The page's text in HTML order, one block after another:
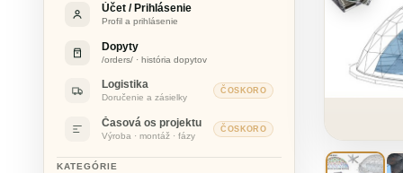
Účet / Prihlásenie
Profil a prihlásenie
Dopyty
/orders/ · história dopytov
Logistika
Doručenie a zásielky
ČOSKORO
Časová os projektu
Výroba · montáž · fázy
ČOSKORO
KATEGÓRIE